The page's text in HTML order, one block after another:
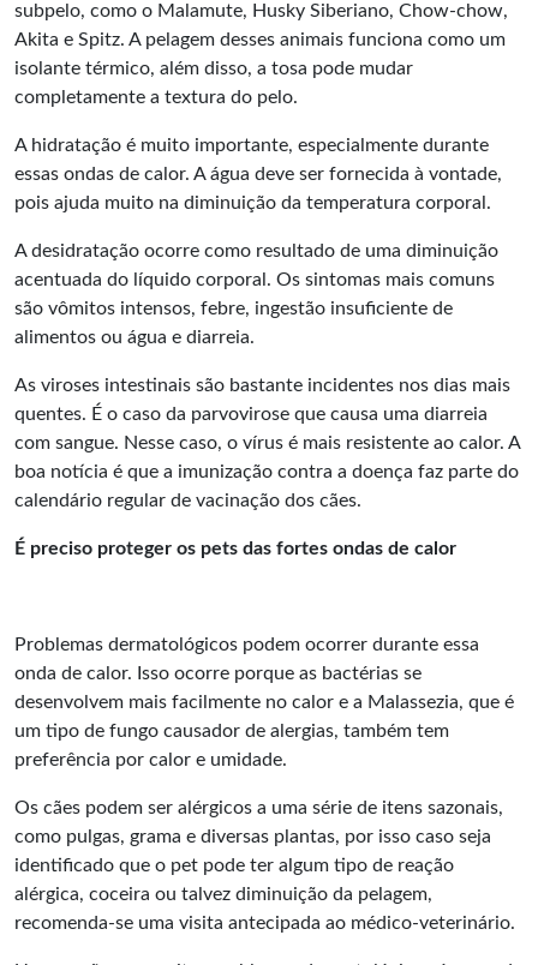
subpelo, como o Malamute, Husky Siberiano, Chow-chow,
Akita e Spitz. A pelagem desses animais funciona como um
isolante térmico, além disso, a tosa pode mudar
completamente a textura do pelo.
A hidratação é muito importante, especialmente durante
essas ondas de calor. A água deve ser fornecida à vontade,
pois ajuda muito na diminuição da temperatura corporal.
A desidratação ocorre como resultado de uma diminuição
acentuada do líquido corporal. Os sintomas mais comuns
são vômitos intensos, febre, ingestão insuficiente de
alimentos ou água e diarreia.
As viroses intestinais são bastante incidentes nos dias mais
quentes. É o caso da parvovirose que causa uma diarreia
com sangue. Nesse caso, o vírus é mais resistente ao calor. A
boa notícia é que a imunização contra a doença faz parte do
calendário regular de vacinação dos cães.
É preciso proteger os pets das fortes ondas de calor
Problemas dermatológicos podem ocorrer durante essa
onda de calor. Isso ocorre porque as bactérias se
desenvolvem mais facilmente no calor e a Malassezia, que é
um tipo de fungo causador de alergias, também tem
preferência por calor e umidade.
Os cães podem ser alérgicos a uma série de itens sazonais,
como pulgas, grama e diversas plantas, por isso caso seja
identificado que o pet pode ter algum tipo de reação
alérgica, coceira ou talvez diminuição da pelagem,
recomenda-se uma visita antecipada ao médico-veterinário.